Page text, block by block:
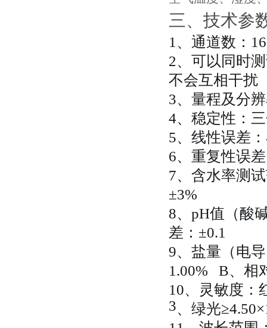
三、技术参
1、通道数：
2、可以同时
不会互相干扰
3、量程及分
4、稳定性：
5、线性误差
6、重复性误
7、含水率测
±3%
8、pH值（酸
差：±0.1
9、盐量（电
1.00% B、相
10、灵敏度：
3、绿光